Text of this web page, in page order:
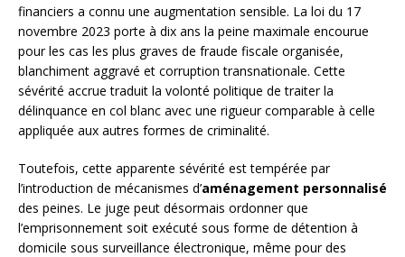
financiers a connu une augmentation sensible. La loi du 17
novembre 2023 porte à dix ans la peine maximale encourue
pour les cas les plus graves de fraude fiscale organisée,
blanchiment aggravé et corruption transnationale. Cette
sévérité accrue traduit la volonté politique de traiter la
délinquance en col blanc avec une rigueur comparable à celle
appliquée aux autres formes de criminalité.
Toutefois, cette apparente sévérité est tempérée par
l’introduction de mécanismes d’aménagement personnalisé
des peines. Le juge peut désormais ordonner que
l’emprisonnement soit exécuté sous forme de détention à
domicile sous surveillance électronique, même pour des